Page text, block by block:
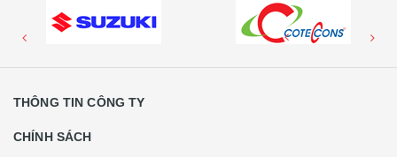
THÔNG TIN CÔNG TY
CHÍNH SÁCH